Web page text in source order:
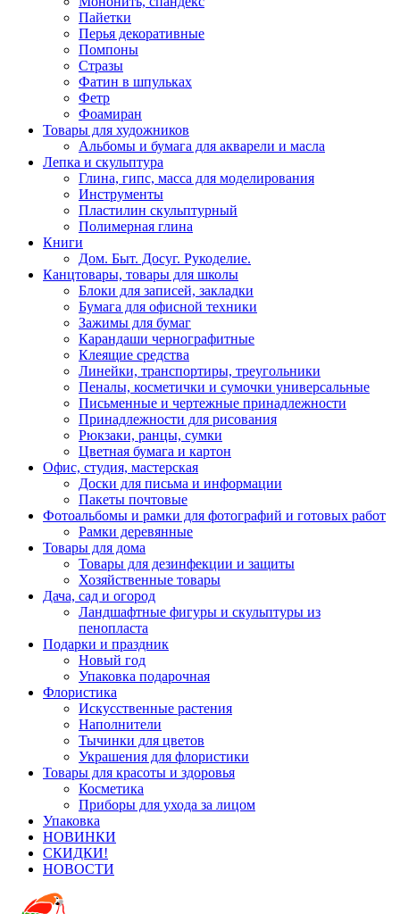
Пайетки
Перья декоративные
Помпоны
Стразы
Фатин в шпульках
Фетр
Фоамиран
Товары для художников
Альбомы и бумага для акварели и масла
Лепка и скульптура
Глина, гипс, масса для моделирования
Инструменты
Пластилин скульптурный
Полимерная глина
Книги
Дом. Быт. Досуг. Рукоделие.
Канцтовары, товары для школы
Блоки для записей, закладки
Бумага для офисной техники
Зажимы для бумаг
Карандаши чернографитные
Клеящие средства
Линейки, транспортиры, треугольники
Пеналы, косметички и сумочки универсальные
Письменные и чертежные принадлежности
Принадлежности для рисования
Рюкзаки, ранцы, сумки
Цветная бумага и картон
Офис, студия, мастерская
Доски для письма и информации
Пакеты почтовые
Фотоальбомы и рамки для фотографий и готовых работ
Рамки деревянные
Товары для дома
Товары для дезинфекции и защиты
Хозяйственные товары
Дача, сад и огород
Ландшафтные фигуры и скульптуры из
пенопласта
Подарки и праздник
Новый год
Упаковка подарочная
Флористика
Искусственные растения
Наполнители
Тычинки для цветов
Украшения для флористики
Товары для красоты и здоровья
Косметика
Приборы для ухода за лицом
Упаковка
НОВИНКИ
СКИДКИ!
НОВОСТИ